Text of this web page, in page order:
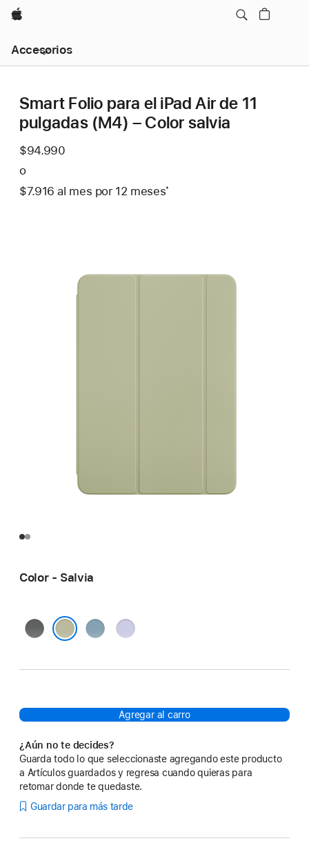
Apple
Accesorios
local
-
menúSmart Folio para el iPad Air de 11
pulgadas (M4) – Color salvia
$94.990
o
$7.916 al mes Al
por 12 mesesmeses
Nota
*
Color - Salvia
Gris
carbón
Azul
Morado
Agregar al carro
¿Aún no te decides?
Guarda todo lo que seleccionaste agregando este producto
a Artículos guardados y regresa cuando quieras para
retomar donde te quedaste.
Guardar para más tarde